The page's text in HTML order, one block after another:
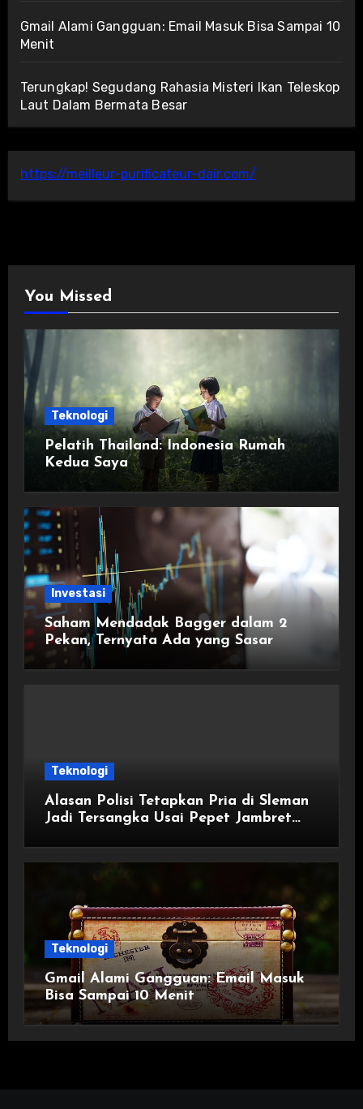
Gmail Alami Gangguan: Email Masuk Bisa Sampai 10
Menit
Terungkap! Segudang Rahasia Misteri Ikan Teleskop
Laut Dalam Bermata Besar
https://meilleur-purificateur-dair.com/
You Missed
Teknologi
Pelatih Thailand: Indonesia Rumah
Kedua Saya
Investasi
Saham Mendadak Bagger dalam 2
Pekan, Ternyata Ada yang Sasar
Teknologi
Alasan Polisi Tetapkan Pria di Sleman
Jadi Tersangka Usai Pepet Jambret
Teknologi
Gmail Alami Gangguan: Email Masuk
Bisa Sampai 10 Menit